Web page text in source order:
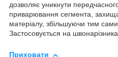
дозволяє уникнути
приварювання сегмента,
матеріалу, збільшуючи тим
Застосовується на
Приховати